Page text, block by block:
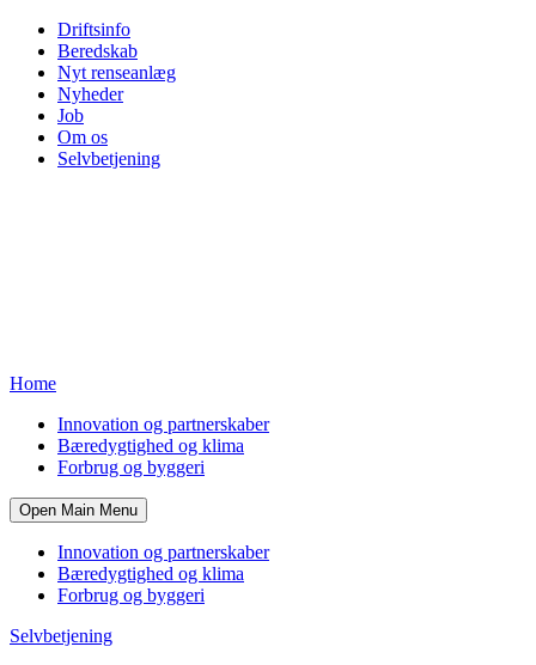
Driftsinfo
Beredskab
Nyt renseanlæg
Nyheder
Job
Om os
Selvbetjening
Home
Innovation og partnerskaber
Bæredygtighed og klima
Forbrug og byggeri
Open Main Menu
Innovation og partnerskaber
Bæredygtighed og klima
Forbrug og byggeri
Selvbetjening